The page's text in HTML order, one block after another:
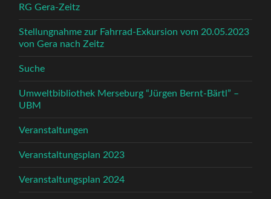
RG Gera-Zeitz
Stellungnahme zur Fahrrad-Exkursion vom 20.05.2023
von Gera nach Zeitz
Suche
Umweltbibliothek Merseburg “Jürgen Bernt-Bärtl” –
UBM
Veranstaltungen
Veranstaltungsplan 2023
Veranstaltungsplan 2024